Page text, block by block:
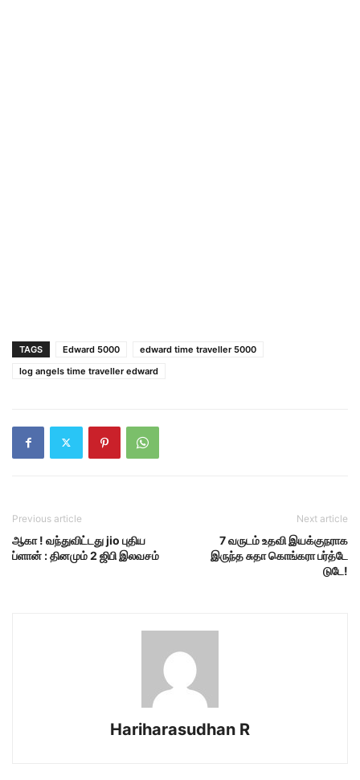
TAGS Edward 5000
edward time traveller 5000
log angels time traveller edward
Previous article
ஆகா ! வந்துவிட்டது jio புதிய
ப்ளான் : தினமும் 2 ஜிபி இலவசம்
Next article
7 வருடம் உதவி இயக்குநராக
இருந்த சுதா கொங்கரா பர்த்டே
டுடே!
Hariharasudhan R